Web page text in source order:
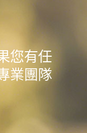
您有任
業團隊